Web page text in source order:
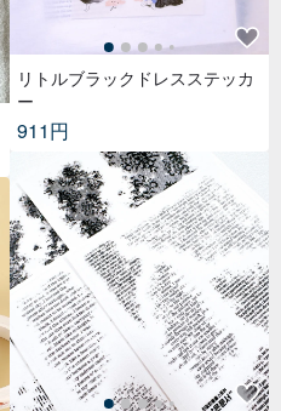
リトルブラックドレスステッカ
ー
911円